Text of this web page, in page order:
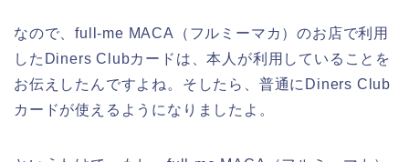
なので、full-me MACA（フルミーマカ）のお店で利用
したDiners Clubカードは、本人が利用していることを
お伝えしたんですよね。そしたら、普通にDiners Club
カードが使えるようになりましたよ。